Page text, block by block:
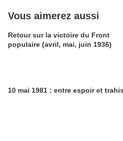
Vous aimerez aussi
Retour sur la victoire du Front
populaire (avril, mai, juin 1936)
10 mai 1981 : entre espoir et